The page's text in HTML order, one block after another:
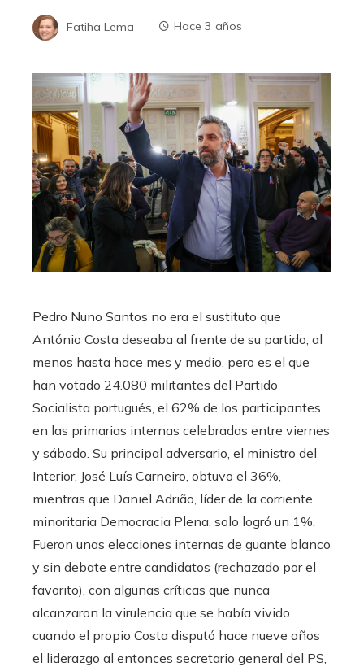
Fatiha Lema Hace 3 años
Pedro Nuno Santos no era el sustituto que
António Costa deseaba al frente de su partido, al
menos hasta hace mes y medio, pero es el que
han votado 24.080 militantes del Partido
Socialista portugués, el 62% de los participantes
en las primarias internas celebradas entre viernes
y sábado. Su principal adversario, el ministro del
Interior, José Luís Carneiro, obtuvo el 36%,
mientras que Daniel Adrião, líder de la corriente
minoritaria Democracia Plena, solo logró un 1%.
Fueron unas elecciones internas de guante blanco
y sin debate entre candidatos (rechazado por el
favorito), con algunas críticas que nunca
alcanzaron la virulencia que se había vivido
cuando el propio Costa disputó hace nueve años
el liderazgo al entonces secretario general del PS,